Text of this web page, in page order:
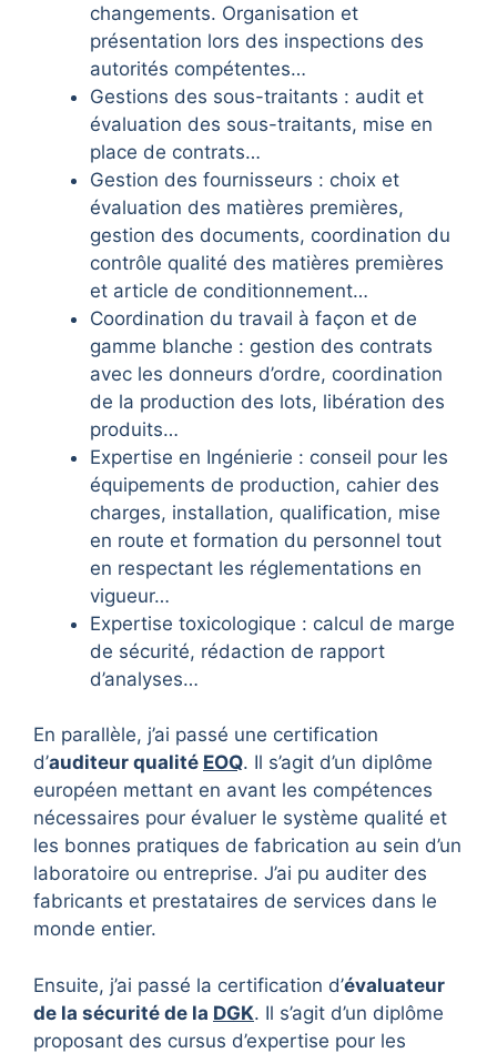
changements. Organisation et
présentation lors des inspections des
autorités compétentes…
Gestions des sous-traitants : audit et
évaluation des sous-traitants, mise en
place de contrats…
Gestion des fournisseurs : choix et
évaluation des matières premières,
gestion des documents, coordination du
contrôle qualité des matières premières
et article de conditionnement…
Coordination du travail à façon et de
gamme blanche : gestion des contrats
avec les donneurs d’ordre, coordination
de la production des lots, libération des
produits…
Expertise en Ingénierie : conseil pour les
équipements de production, cahier des
charges, installation, qualification, mise
en route et formation du personnel tout
en respectant les réglementations en
vigueur…
Expertise toxicologique : calcul de marge
de sécurité, rédaction de rapport
d’analyses…
En parallèle, j’ai passé une certification
d’auditeur qualité EOQ. Il s’agit d’un diplôme
européen mettant en avant les compétences
nécessaires pour évaluer le système qualité et
les bonnes pratiques de fabrication au sein d’un
laboratoire ou entreprise. J’ai pu auditer des
fabricants et prestataires de services dans le
monde entier.
Ensuite, j’ai passé la certification d’évaluateur
de la sécurité de la DGK. Il s’agit d’un diplôme
proposant des cursus d’expertise pour les